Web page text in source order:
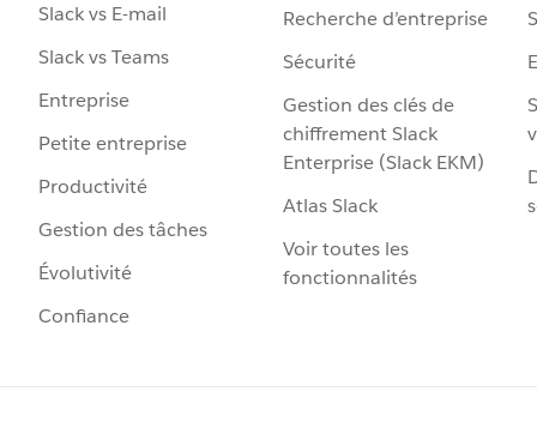
Slack vs E-mail
Slack vs Teams
Entreprise
Petite entreprise
Productivité
Gestion des tâches
Évolutivité
Confiance
Recherche d’entreprise
Sécurité
Gestion des clés de
chiffrement Slack
Enterprise (Slack EKM)
Atlas Slack
Voir toutes les
fonctionnalités